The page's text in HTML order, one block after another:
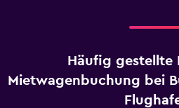
Häufig gestellte
Mietwagenbuchung bei